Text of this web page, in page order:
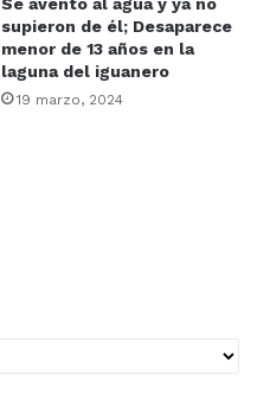
supieron de él; Desaparece
menor de 13 años en la
laguna del iguanero
19 marzo, 2024